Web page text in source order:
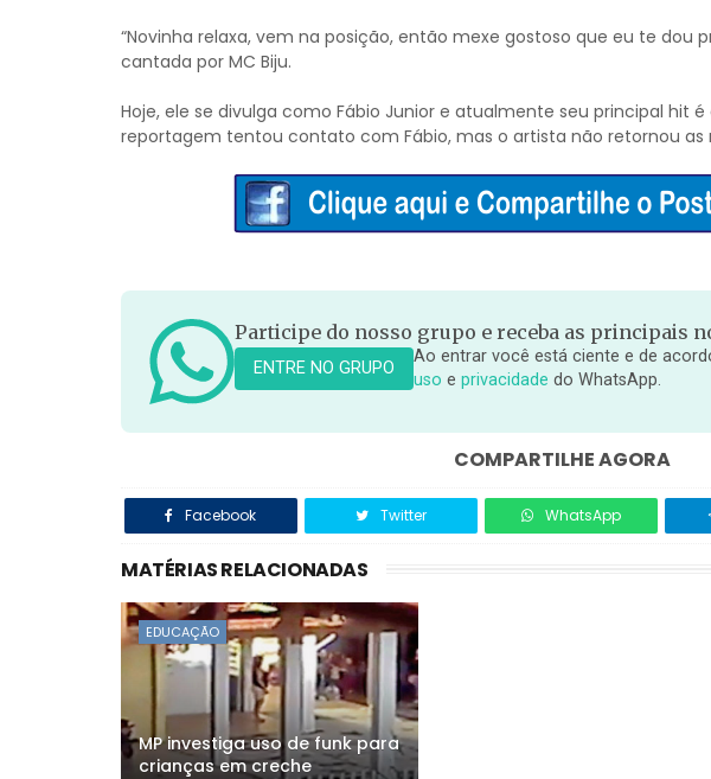
“Novinha relaxa, vem na posição, então mexe gostoso que eu te dou
cantada por MC Biju.
Hoje, ele se divulga como Fábio Junior e atualmente seu principal hit
reportagem tentou contato com Fábio, mas o artista não retornou as
Participe do nosso grupo e receba as principais
ENTRE NO GRUPO
Ao entrar você está ciente e de
uso e privacidade do WhatsApp.
COMPARTILHE AGORA
Facebook Twitter WhatsApp
MATÉRIAS RELACIONADAS
EDUCAÇÃO
MP investiga uso de funk para
crianças em creche